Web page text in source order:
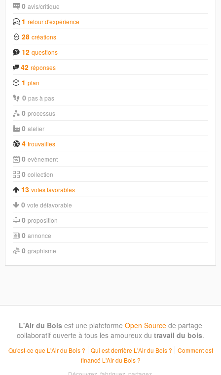
0 avis/critique
1 retour d'expérience
28 créations
12 questions
42 réponses
1 plan
0 pas à pas
0 processus
0 atelier
4 trouvailles
0 evènement
0 collection
13 votes favorables
0 vote défavorable
0 proposition
0 annonce
0 graphisme
L'Air du Bois est une plateforme Open Source de partage
collaboratif ouverte à tous les amoureux du travail du bois.
Qu'est-ce que L'Air du Bois ? Qui est derrière L'Air du Bois ?
Comment est
financé L'Air du Bois ?